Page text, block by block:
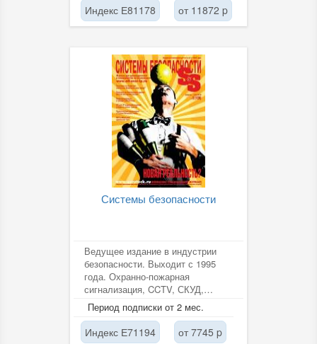
Индекс Е81178 от 11872 p
Системы безопасности
Ведущее издание в индустрии
безопасности. Выходит с 1995
года. Охранно-пожарная
сигнализация, CCTV, СКУД,
инженерно-техническая защита,
антитеррор,...
Период подписки от 2 мес.
Индекс Е71194 от 7745 p